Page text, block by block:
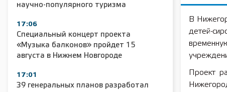
научно-популярного туризма
17:06
Специальный концерт проекта
«Музыка балконов» пройдет 15
августа в Нижнем Новгороде
17:01
39 генеральных планов разработал
В
детей-
Проект